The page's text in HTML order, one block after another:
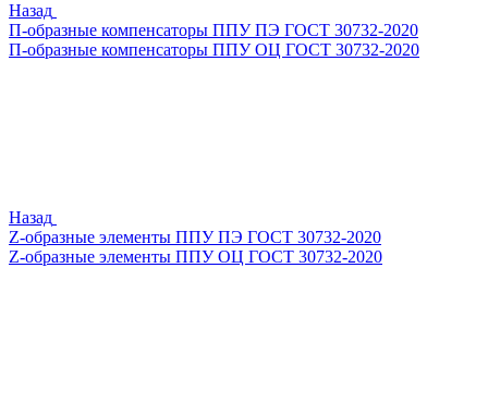
Назад
П-образные компенсаторы ППУ ПЭ ГОСТ 30732-2020
П-образные компенсаторы ППУ ОЦ ГОСТ 30732-2020
Назад
Z-образные элементы ППУ ПЭ ГОСТ 30732-2020
Z-образные элементы ППУ ОЦ ГОСТ 30732-2020